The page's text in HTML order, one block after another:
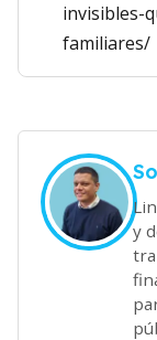
invisibles-
familiares/
y